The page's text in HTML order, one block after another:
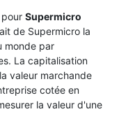
Supermicro
de Supermicro la
monde par
La capitalisation
valeur marchande
cotée en
la valeur d'une